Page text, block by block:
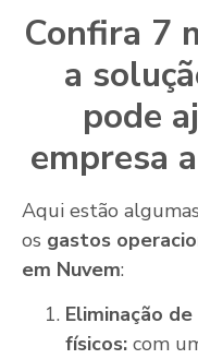
Confira 7
a
pode
empresa
Aqui estão
os gastos
em Nuvem:
Eliminação
físicos: com